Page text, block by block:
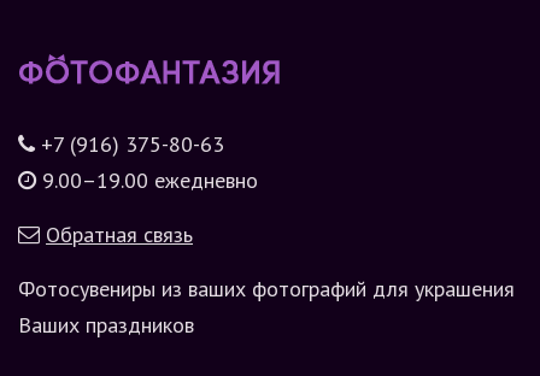
+7 (916) 375-80-63
9.00–19.00 ежедневно
Обратная связь
Фотосувениры из ваших фотографий для украшения
Ваших праздников